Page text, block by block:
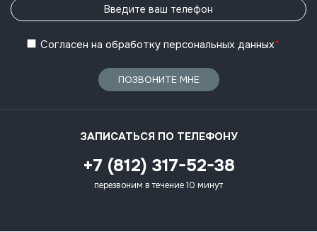
Согласен на обработку персональных данных*
ПОЗВОНИТЕ МНЕ
ЗАПИСАТЬСЯ ПО ТЕЛЕФОНУ
+7 (812) 317-52-38
перезвоним в течение 10 минут